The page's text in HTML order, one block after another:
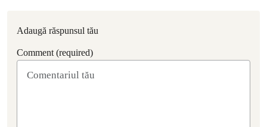
Adaugă răspunsul tău
Comment (required)